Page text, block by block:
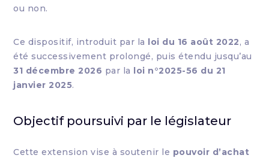
ou non.
Ce dispositif, introduit par la loi du 16 août 2022, a
été successivement prolongé, puis étendu jusqu’au
31 décembre 2026 par la loi n°2025-56 du 21
janvier 2025.
Objectif poursuivi par le législateur
Cette extension vise à soutenir le pouvoir d’achat